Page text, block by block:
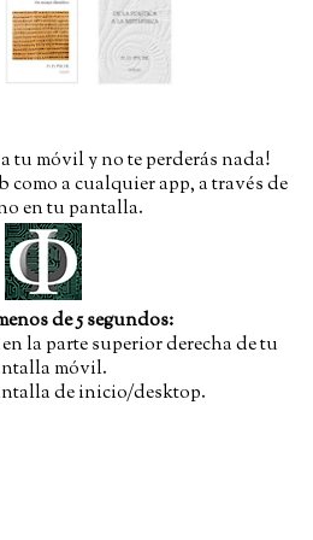
tu móvil y no te perderás nada!
como a cualquier app, a través de
en tu pantalla.
de 5 segundos:
la parte superior derecha de tu
móvil.
de inicio/desktop.